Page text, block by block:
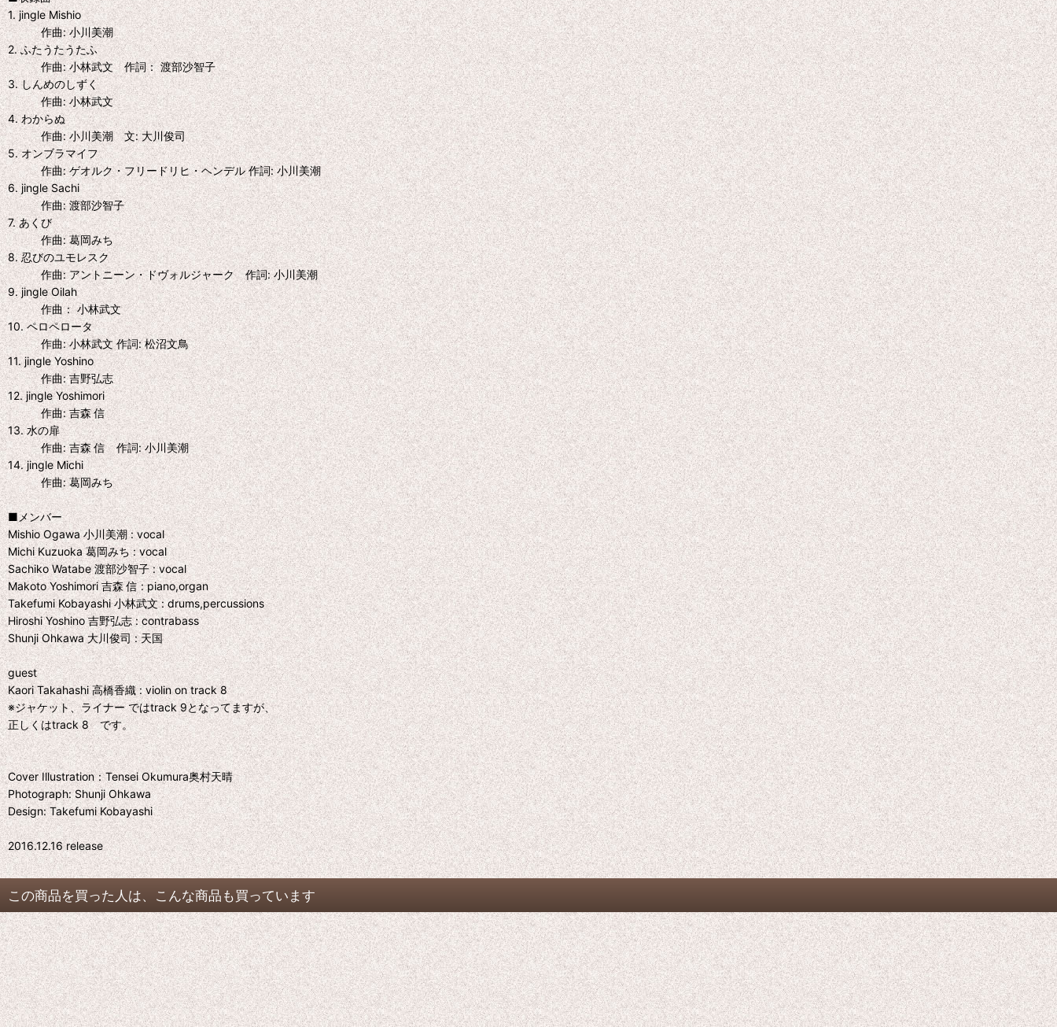
1. jingle Mishio
作曲: 小川美潮
2. ふたうたうたふ
作曲: 小林武文 作詞： 渡部沙智子
3. しんめのしずく
作曲: 小林武文
4. わからぬ
作曲: 小川美潮 文: 大川俊司
5. オンブラマイフ
作曲: ゲオルク・フリードリヒ・ヘンデル 作詞: 小川美潮
6. jingle Sachi
作曲: 渡部沙智子
7. あくび
作曲: 葛岡みち
8. 忍びのユモレスク
作曲: アントニーン・ドヴォルジャーク 作詞: 小川美潮
9. jingle Oilah
作曲： 小林武文
10. ペロペロータ
作曲: 小林武文 作詞: 松沼文鳥
11. jingle Yoshino
作曲: 吉野弘志
12. jingle Yoshimori
作曲: 吉森 信
13. 水の扉
作曲: 吉森 信 作詞: 小川美潮
14. jingle Michi
作曲: 葛岡みち
■メンバー
Mishio Ogawa 小川美潮 : vocal
Michi Kuzuoka 葛岡みち : vocal
Sachiko Watabe 渡部沙智子 : vocal
Makoto Yoshimori 吉森 信 : piano,organ
Takefumi Kobayashi 小林武文 : drums,percussions
Hiroshi Yoshino 吉野弘志 : contrabass
Shunji Ohkawa 大川俊司 : 天国
guest
Kaori Takahashi 高橋香織 : violin on track 8
※ジャケット、ライナー ではtrack 9となってますが、
正しくはtrack 8 です。
Cover Illustration：Tensei Okumura奥村天晴
Photograph: Shunji Ohkawa
Design: Takefumi Kobayashi
2016.12.16 release
この商品を買った人は、こんな商品も買っています